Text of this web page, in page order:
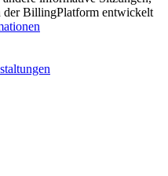
der BillingPlatform entwickelt